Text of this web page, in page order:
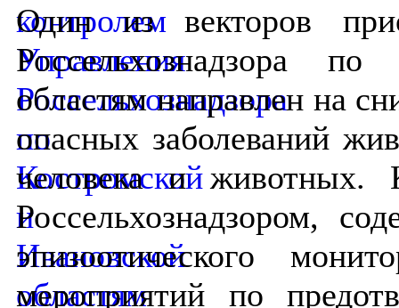
Один из векторов
Россельхознадзора
областям направлен на
опасных заболеваний
человека и животных.
Россельхознадзором,
эпизоотического
мероприятий по